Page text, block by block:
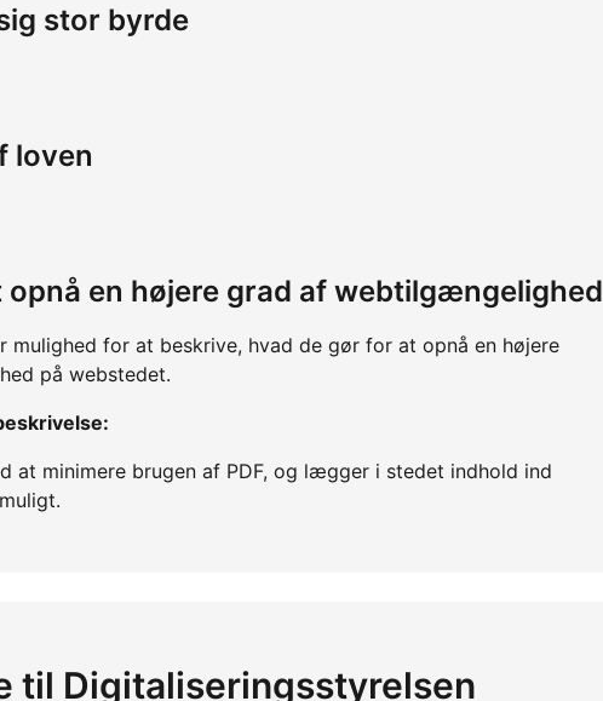
stor byrde
loven
en højere grad af webtilgængelighed
mulighed for at beskrive, hvad de gør for at opnå en højere
på webstedet.
at minimere brugen af PDF, og lægger i stedet indhold ind
til Digitaliseringsstyrelsen